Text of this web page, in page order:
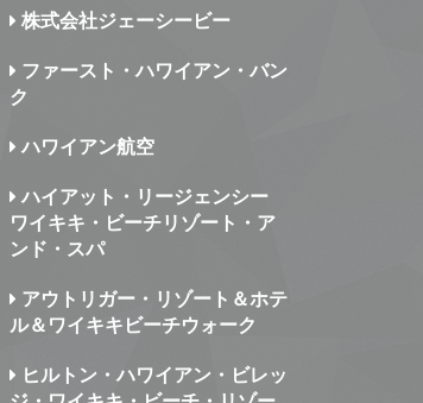
株式会社ジェーシービー
ファースト・ハワイアン・バン
ク
ハワイアン航空
ハイアット・リージェンシー
ワイキキ・ビーチリゾート・ア
ンド・スパ
アウトリガー・リゾート＆ホテ
ル＆ワイキキビーチウォーク
ヒルトン・ハワイアン・ビレッ